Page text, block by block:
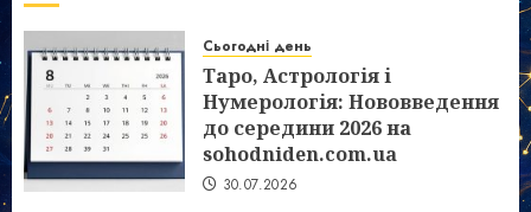
Сьогодні день
Таро, Астрологія і
Нумерологія: Нововведення
до середини 2026 на
sohodniden.com.ua
30.07.2026